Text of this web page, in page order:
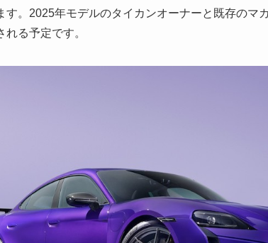
す。2025年モデルのタイカンオーナーと既存のマ
る予定です。